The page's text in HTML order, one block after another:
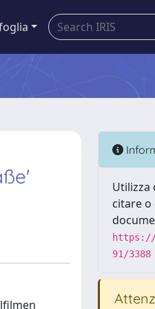
Utilizza
citare o
https://
91/3388